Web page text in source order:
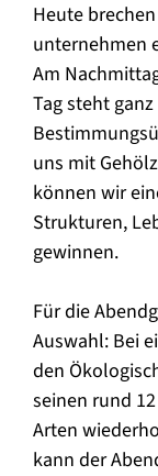
Heute
unternehmen
Am
Tag steht
uns mit
können wir
Strukturen,
gewinnen.
Für die
Auswahl: Bei
den
seinen rund
Arten
kann der